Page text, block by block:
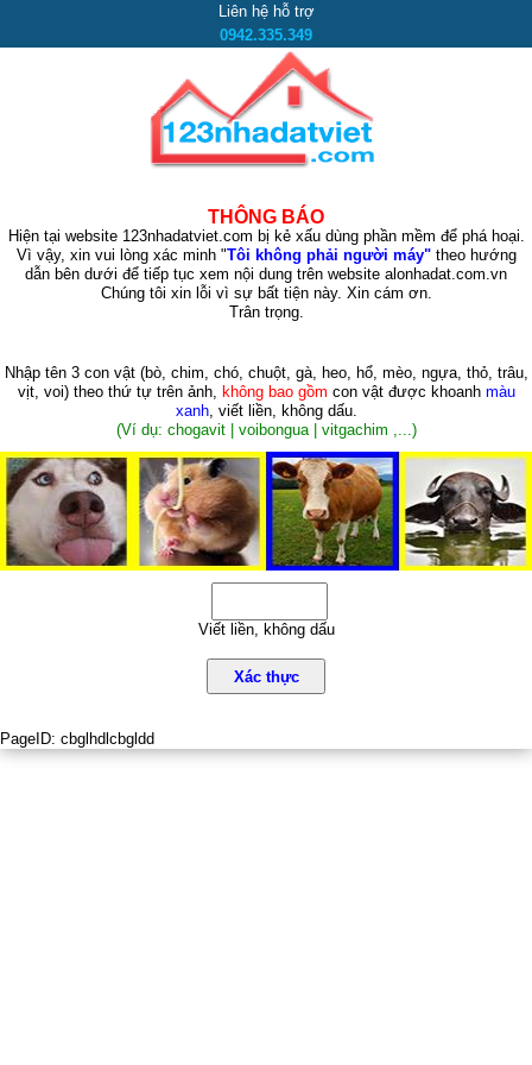
Liên hệ hỗ trợ
0942.335.349
THÔNG BÁO
Hiện tại website 123nhadatviet.com bị kẻ xấu dùng phần mềm để phá hoại.
Vì vậy, xin vui lòng xác minh "Tôi không phải người máy"theo hướng
dẫn bên dưới để tiếp tục xem nội dung trên website alonhadat.com.vn
Chúng tôi xin lỗi vì sự bất tiện này. Xin cám ơn.
Trân trọng.
Nhập tên 3 con vật (bò, chim, chó, chuột, gà, heo, hổ, mèo, ngựa, thỏ, trâu,
vịt, voi)theo thứ tự trên ảnh, không bao gồm con vật được khoanh màu
xanh, viết liền, không dấu.
(Ví dụ: chogavit | voibongua | vitgachim ,...)
Viết liền, không dấu
Xác thực
PageID: cbglhdlcbgldd